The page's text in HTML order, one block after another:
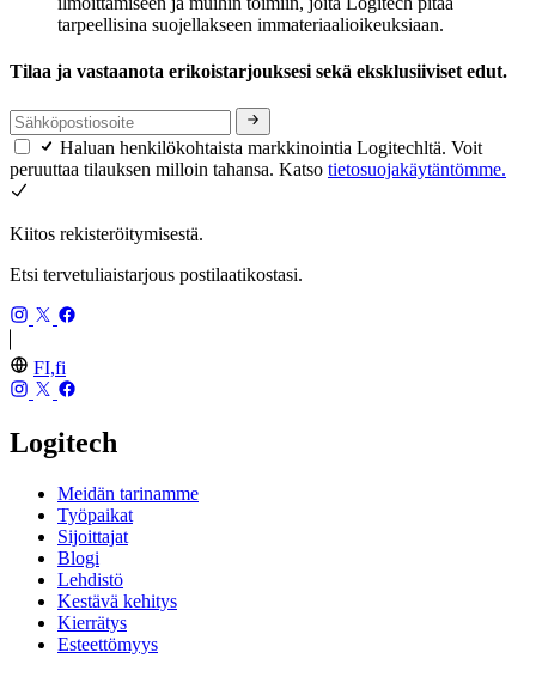
tarpeellisina suojellakseen immateriaalioikeuksiaan.
Tilaa ja vastaanota erikoistarjouksesi sekä eksklusiiviset edut.
Haluan henkilökohtaista markkinointia Logitechltä. Voit
peruuttaa tilauksen milloin tahansa. Katso tietosuojakäytäntömme.
Kiitos rekisteröitymisestä.
Etsi tervetuliaistarjous postilaatikostasi.
FI,fi
Logitech
Meidän tarinamme
Työpaikat
Sijoittajat
Blogi
Lehdistö
Kestävä kehitys
Kierrätys
Esteettömyys